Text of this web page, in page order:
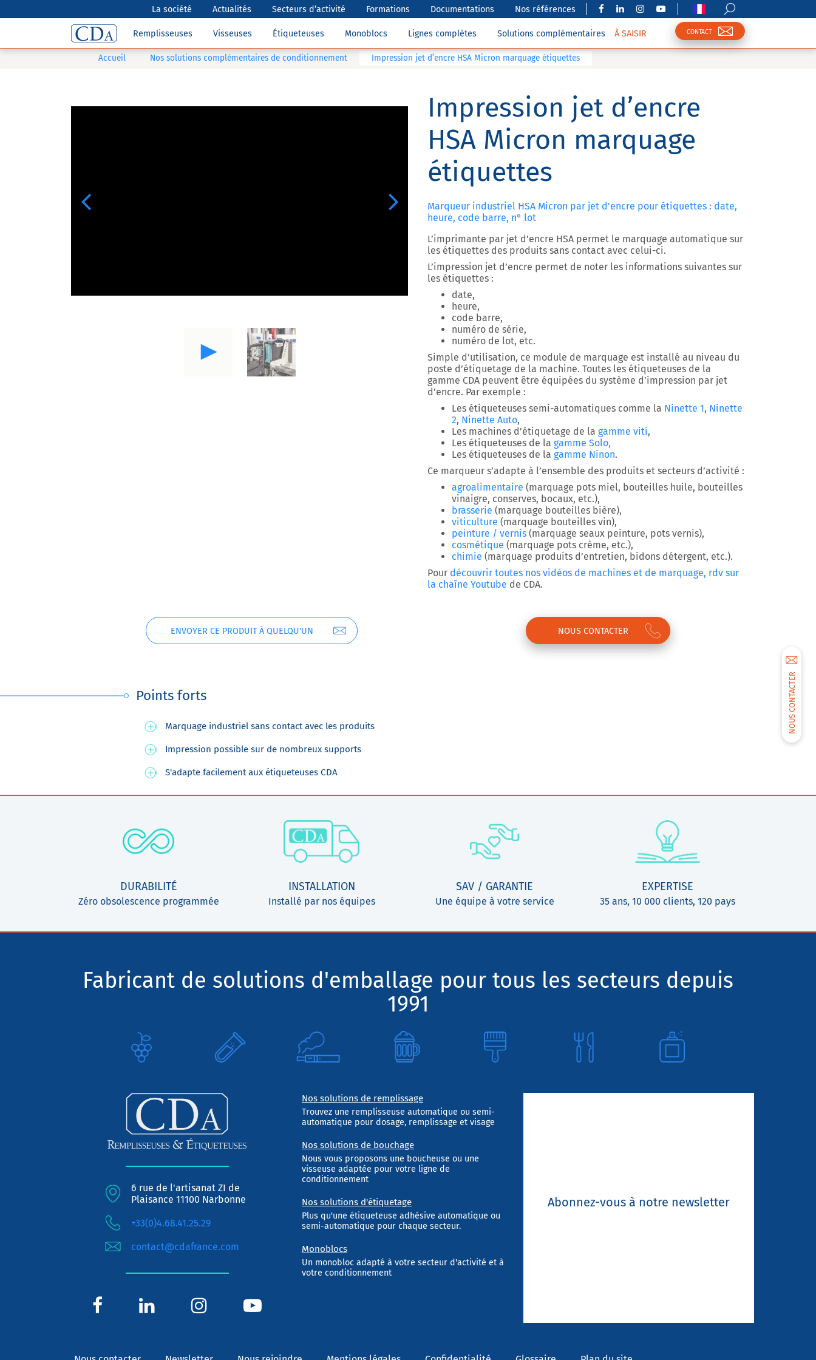
La société Actualités Secteurs d’activité Formations Documentations Nos références
Remplisseuses Visseuses Étiqueteuses Monoblocs Lignes complètes Solutions complémentaires À SAISIR CONTACT
NOUS CONTACTER
Accueil Nos solutions complémentaires de conditionnement Impression jet d’encre HSA Micron marquage étiquettes
Previous Next
Impression jet d’encre
HSA Micron marquage
étiquettes
Marqueur industriel HSA Micron par jet d'encre pour étiquettes : date,
heure, code barre, n° lot
L’imprimante par jet d’encre HSA permet le marquage automatique sur
les étiquettes des produits sans contact avec celui-ci.
L’impression jet d’encre permet de noter les informations suivantes sur
les étiquettes :
date,
heure,
code barre,
numéro de série,
numéro de lot, etc.
Simple d’utilisation, ce module de marquage est installé au niveau du
poste d’étiquetage de la machine. Toutes les étiqueteuses de la
gamme CDA peuvent être équipées du système d’impression par jet
d’encre. Par exemple :
Les étiqueteuses semi-automatiques comme la Ninette 1, Ninette
2, Ninette Auto,
Les machines d’étiquetage de la gamme viti,
Les étiqueteuses de la gamme Solo,
Les étiqueteuses de la gamme Ninon.
Ce marqueur s’adapte à l’ensemble des produits et secteurs d’activité :
agroalimentaire (marquage pots miel, bouteilles huile, bouteilles
vinaigre, conserves, bocaux, etc.),
brasserie (marquage bouteilles bière),
viticulture (marquage bouteilles vin),
peinture / vernis (marquage seaux peinture, pots vernis),
cosmétique (marquage pots crème, etc.),
chimie (marquage produits d’entretien, bidons détergent, etc.).
Pour découvrir toutes nos vidéos de machines et de marquage, rdv sur
la chaîne Youtube de CDA.
ENVOYER CE PRODUIT À QUELQU'UN NOUS CONTACTER
Points forts
Marquage industriel sans contact avec les produits
Impression possible sur de nombreux supports
S'adapte facilement aux étiqueteuses CDA
DURABILITÉ
Zéro obsolescence programmée
INSTALLATION
Installé par nos équipes
SAV / GARANTIE
Une équipe à votre service
EXPERTISE
35 ans, 10 000 clients, 120 pays
Fabricant de solutions d'emballage pour tous les secteurs depuis
1991
6 rue de l'artisanat ZI de
Plaisance 11100 Narbonne
+33(0)4.68.41.25.29
contact@cdafrance.com
Nos solutions de remplissage
Trouvez une remplisseuse automatique ou semi-
automatique pour dosage, remplissage et visage
Nos solutions de bouchage
Nous vous proposons une boucheuse ou une
visseuse adaptée pour votre ligne de
conditionnement
Nos solutions d'étiquetage
Plus qu'une étiqueteuse adhésive automatique ou
semi-automatique pour chaque secteur.
Monoblocs
Un monobloc adapté à votre secteur d'activité et à
votre conditionnement
Abonnez-vous à notre newsletter